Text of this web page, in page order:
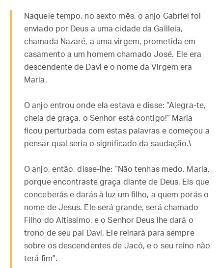
Naquele tempo, no sexto mês, o anjo Gabriel foi
enviado por Deus a uma cidade da Galileia,
chamada Nazaré, a uma virgem, prometida em
casamento a um homem chamado José. Ele era
descendente de Davi e o nome da Virgem era
Maria.
O anjo entrou onde ela estava e disse: “Alegra-te,
cheia de graça, o Senhor está contigo!” Maria
ficou perturbada com estas palavras e começou a
pensar qual seria o significado da saudação.\
O anjo, então, disse-lhe: “Não tenhas medo, Maria,
porque encontraste graça diante de Deus. Eis que
conceberás e darás à luz um filho, a quem porás o
nome de Jesus. Ele será grande, será chamado
Filho do Altíssimo, e o Senhor Deus lhe dará o
trono de seu pai Davi. Ele reinará para sempre
sobre os descendentes de Jacó, e o seu reino não
terá fim”.